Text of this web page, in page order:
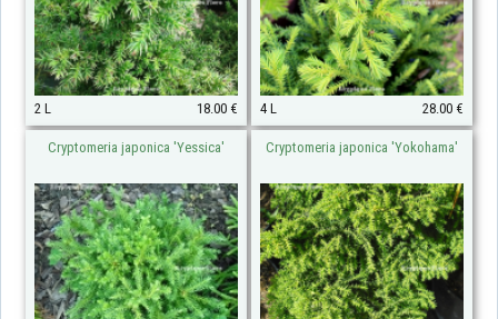
2 L 18.00 € 4 L 28.00 €
Cryptomeria japonica 'Yessica' Cryptomeria japonica 'Yokohama'